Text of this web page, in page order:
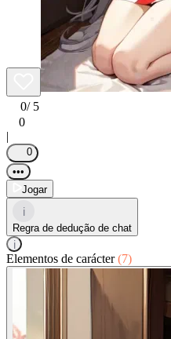
0/ 5
0
|
0
•••
Jogar
i
Regra de dedução de chat
i
Elementos de carácter(7)